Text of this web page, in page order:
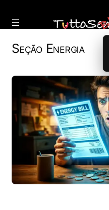
contenuto
Seção Energia